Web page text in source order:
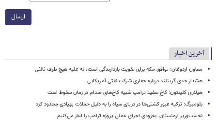
ارسال
آخرین اخبار
معاون اردوغان: توافق مکه برای تقویت بازدارندگی است، نه علیه هیچ طرف ثالثی
هشدار جدی گرینلند درباره حفاری شرکت نفتی آمریکایی
هیلاری کلینتون: کاخ سفید ترامپ شبیه کاخ‌های صدام در زمان سقوط است
بلومبرگ: ترکیه عبور کشتی‌ها در دریای سیاه را به دلیل حملات پهپادی محدود کرد
نخست‌وزیر ارمنستان: به‌زودی اجرای عملی پروژه ترامپ را آغاز می‌کنیم